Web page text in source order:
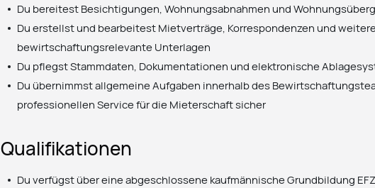
Du bereitest Besichtigungen, Wohnungsabnahmen und
Du erstellst und bearbeitest Mietverträge, Korrespondenzen und
bewirtschaftungsrelevante Unterlagen
Du pflegst Stammdaten, Dokumentationen und elektronische
Du übernimmst allgemeine Aufgaben innerhalb des
professionellen Service für die Mieterschaft sicher
Qualifikationen
Du verfügst über eine abgeschlossene kaufmännische Grundbildung EFZ